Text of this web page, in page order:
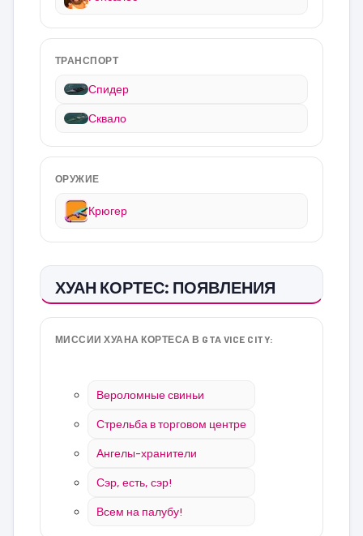
ТРАНСПОРТ
Спидер
Сквало
ОРУЖИЕ
Крюгер
ХУАН КОРТЕС: ПОЯВЛЕНИЯ
МИССИИ ХУАНА КОРТЕСА В GTA VICE CITY:
Вероломные свиньи
Стрельба в торговом центре
Ангелы-хранители
Сэр, есть, сэр!
Всем на палубу!